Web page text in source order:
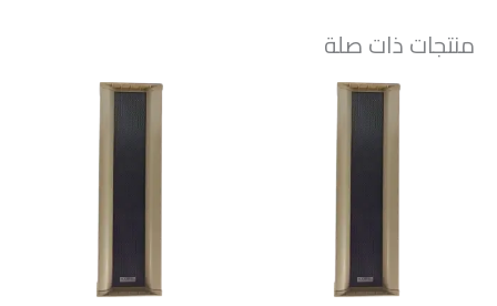
منتجات ذات صلة